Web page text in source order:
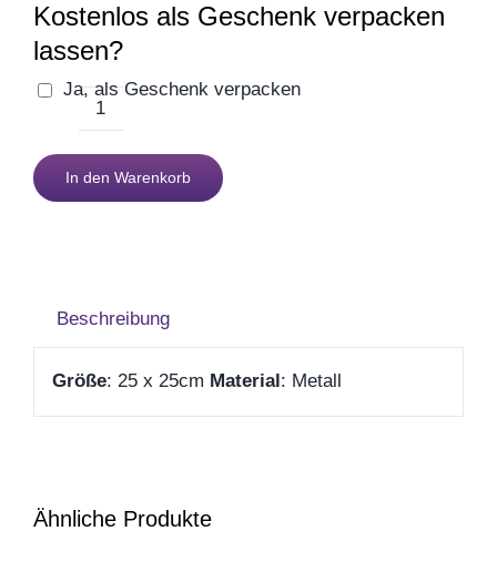
Polterabend
Zum Abschied
Kostenlos als Geschenk verpacken
lassen?
Ja, als Geschenk verpacken
Erinnerungen
Menge
In den Warenkorb
Beschreibung
Größe: 25 x 25cm Material : Metall
Ähnliche Produkte